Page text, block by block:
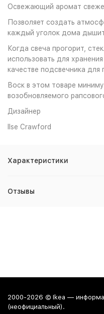
Освежающий аромат
Позволяет создать
каждый уголок дома
Когда свеча прогорит,
использовать для
качестве подсвечника для
Воск в этом товаре
возобновляемого
Дизайнер
Ilse Crawford
Характеристики
Отзывы
2000-2026 © Ikea —
(неофициальный).